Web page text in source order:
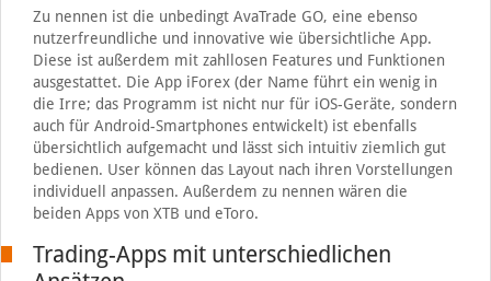
Zu nennen ist die unbedingt AvaTrade GO, eine ebenso
nutzerfreundliche und innovative wie übersichtliche App.
Diese ist außerdem mit zahllosen Features und Funktionen
ausgestattet. Die App iForex (der Name führt ein wenig in
die Irre; das Programm ist nicht nur für iOS-Geräte, sondern
auch für Android-Smartphones entwickelt) ist ebenfalls
übersichtlich aufgemacht und lässt sich intuitiv ziemlich gut
bedienen. User können das Layout nach ihren Vorstellungen
individuell anpassen. Außerdem zu nennen wären die
beiden Apps von XTB und eToro.
Trading-Apps mit unterschiedlichen